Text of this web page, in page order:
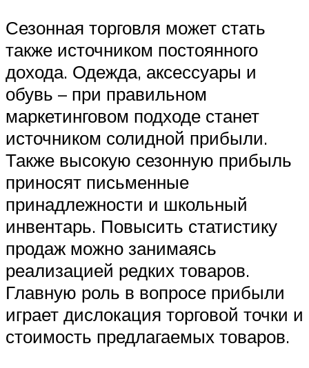
Сезонная торговля может стать
также источником постоянного
дохода. Одежда, аксессуары и
обувь – при правильном
маркетинговом подходе станет
источником солидной прибыли.
Также высокую сезонную прибыль
приносят письменные
принадлежности и школьный
инвентарь. Повысить статистику
продаж можно занимаясь
реализацией редких товаров.
Главную роль в вопросе прибыли
играет дислокация торговой точки и
стоимость предлагаемых товаров.